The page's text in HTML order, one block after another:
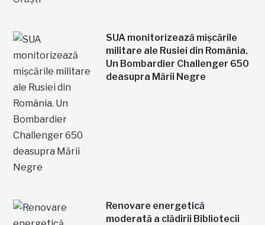
SUA monitorizează mișcările
militare ale Rusiei din România.
Un Bombardier Challenger 650
deasupra Mării Negre
Renovare energetică
moderată a clădirii Bibliotecii